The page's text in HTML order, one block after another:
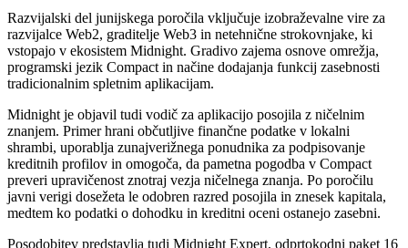
Razvijalski del junijskega poročila vključuje izobraževalne vire za
razvijalce Web2, graditelje Web3 in netehnične strokovnjake, ki
vstopajo v ekosistem Midnight. Gradivo zajema osnove omrežja,
programski jezik Compact in načine dodajanja funkcij zasebnosti
tradicionalnim spletnim aplikacijam.
Midnight je objavil tudi vodič za aplikacijo posojila z ničelnim
znanjem. Primer hrani občutljive finančne podatke v lokalni
shrambi, uporablja zunajverižnega ponudnika za podpisovanje
kreditnih profilov in omogoča, da pametna pogodba v Compact
preveri upravičenost znotraj vezja ničelnega znanja. Po poročilu
javni verigi dosežeta le odobren razred posojila in znesek kapitala,
medtem ko podatki o dohodku in kreditni oceni ostanejo zasebni.
Posodobitev predstavlja tudi Midnight Expert, odprtokodni paket 16